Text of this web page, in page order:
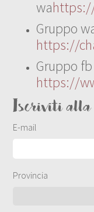
wa
Gruppo
https://
Gruppo
https://
Iscriviti alla
E-mail
Provincia